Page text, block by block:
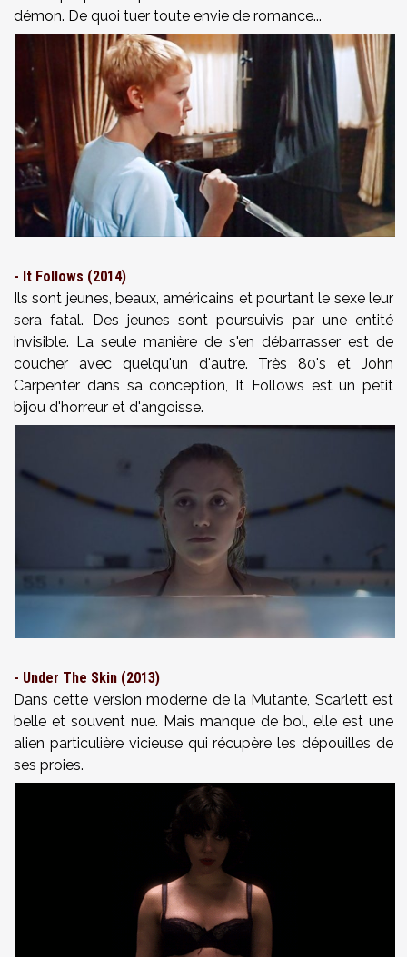
démon. De quoi tuer toute envie de romance...
- It Follows (2014)
Ils sont jeunes, beaux, américains et pourtant le sexe leur
sera fatal. Des jeunes sont poursuivis par une entité
invisible. La seule manière de s'en débarrasser est de
coucher avec quelqu'un d'autre. Très 80's et John
Carpenter dans sa conception, It Follows est un petit
bijou d'horreur et d'angoisse.
- Under The Skin (2013)
Dans cette version moderne de la Mutante, Scarlett est
belle et souvent nue. Mais manque de bol, elle est une
alien particulière vicieuse qui récupère les dépouilles de
ses proies.